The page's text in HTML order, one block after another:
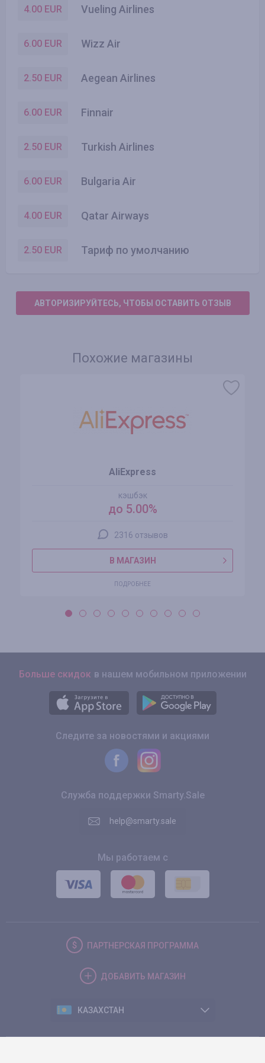
4.00 EUR Vueling Airlines
6.00 EUR Wizz Air
2.50 EUR Aegean Airlines
6.00 EUR Finnair
2.50 EUR Turkish Airlines
6.00 EUR Bulgaria Air
4.00 EUR Qatar Airways
2.50 EUR Тариф по умолчанию
АВТОРИЗИРУЙТЕСЬ, ЧТОБЫ ОСТАВИТЬ ОТЗЫВ
Похожие магазины
AliExpress
кэшбэк
до 5.00%
2316 отзывов
В МАГАЗИН
ПОДРОБНЕЕ
Больше скидок в нашем мобильном приложении
Следите за новостями и акциями
Служба поддержки Smarty.Sale
help@smarty.sale
Мы работаем с
ПАРТНЕРСКАЯ ПРОГРАММА
ДОБАВИТЬ МАГАЗИН
КАЗАХСТАН